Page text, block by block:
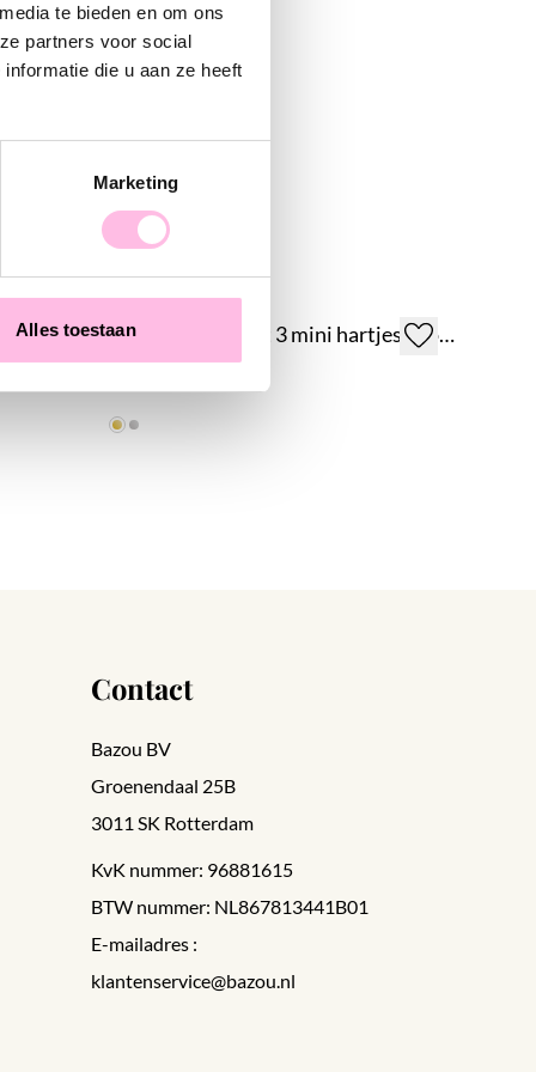
te bieden en om ons
partners voor social
die u aan ze heeft
Marketing
Alles toestaan
jouw eigen neckparty!
Fijn kettinkje met 3 mini hartjes - goud
Contact
Bazou BV
Groenendaal 25B
3011 SK Rotterdam
KvK nummer: 96881615
BTW nummer: NL867813441B01
E-mailadres :
klantenservice@bazou.nl